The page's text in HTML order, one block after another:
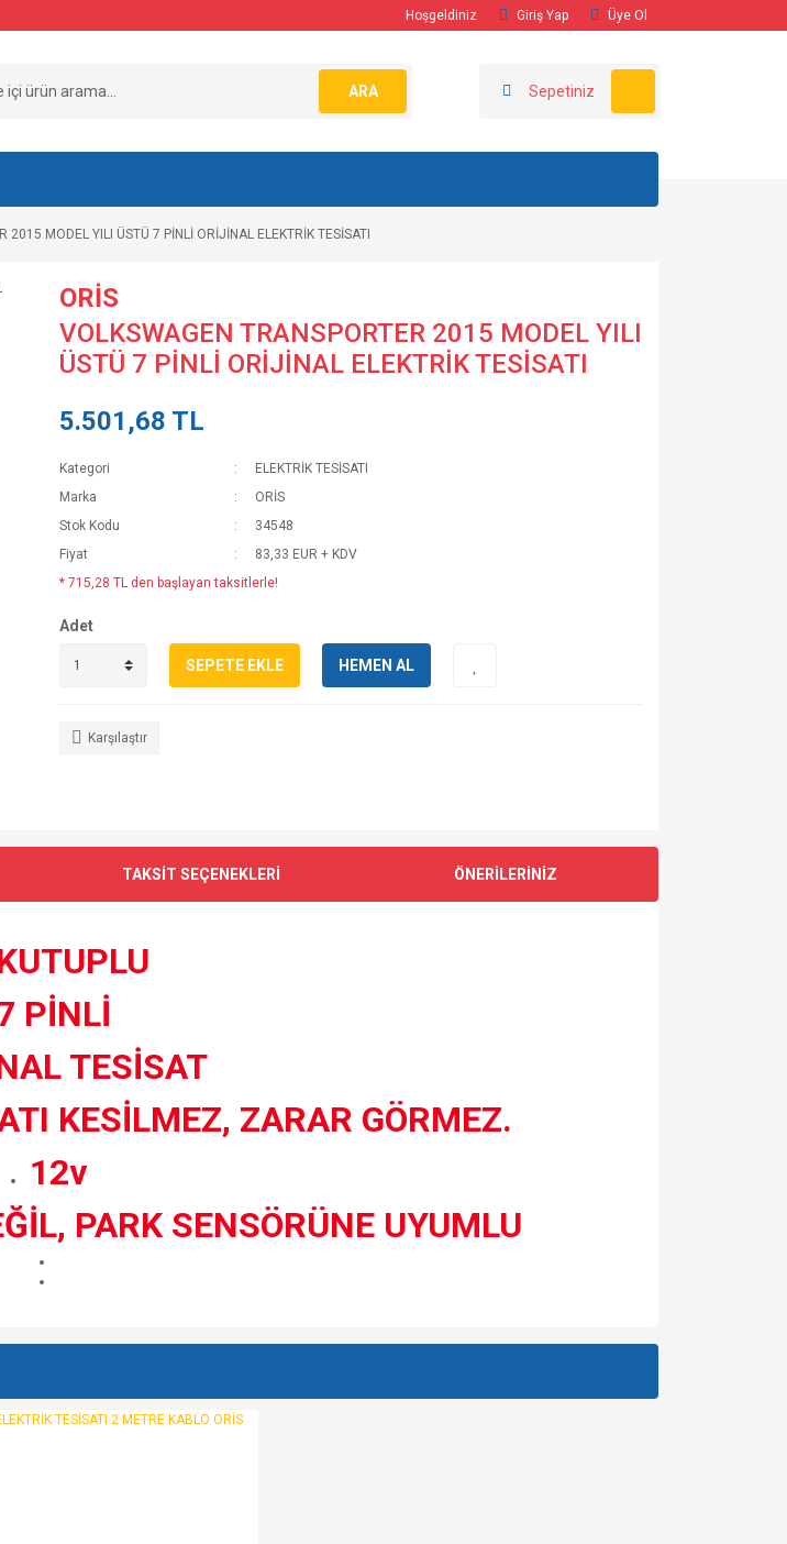
Hoşgeldiniz Giriş Yap Üye Ol
ARA Sepetiniz
2015 MODEL YILI ÜSTÜ 7 PİNLİ ORİJİNAL ELEKTRİK TESİSATI
ORİS
VOLKSWAGEN TRANSPORTER 2015 MODEL YILI
ÜSTÜ 7 PİNLİ ORİJİNAL ELEKTRİK TESİSATI
5.501,68 TL
Kategori
ELEKTRİK TESİSATI
Marka
ORİS
Stok Kodu
34548
Fiyat
83,33 EUR + KDV
* 715,28 TL den başlayan taksitlerle!
Adet
SEPETE EKLE HEMEN AL
Karşılaştır
TAKSİT SEÇENEKLERİ ÖNERİLERİNİZ
PİNLİ
TESİSAT
KESİLMEZ, ZARAR GÖRMEZ.
12v
PARK SENSÖRÜNE UYUMLU